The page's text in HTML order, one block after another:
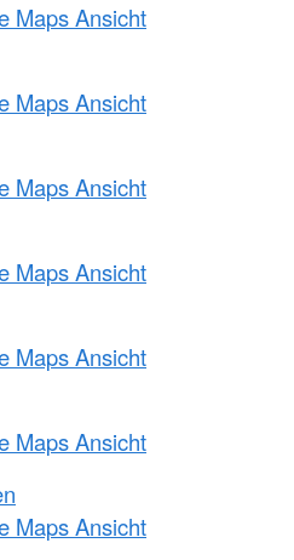
Maps Ansicht
Maps Ansicht
Maps Ansicht
Maps Ansicht
Maps Ansicht
Maps Ansicht
Maps Ansicht